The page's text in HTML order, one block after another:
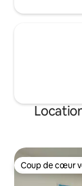
Coup de cœur
Coup de cœur